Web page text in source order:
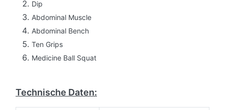
Dip
Abdominal Muscle
Abdominal Bench
Ten Grips
Medicine Ball Squat
Technische Daten: